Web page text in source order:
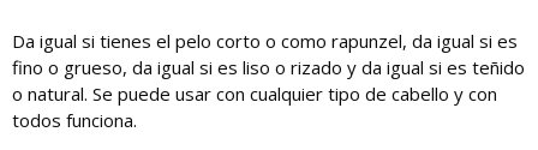
Da igual si tienes el pelo corto o como rapunzel, da igual si es
fino o grueso, da igual si es liso o rizado y da igual si es teñido
o natural. Se puede usar con cualquier tipo de cabello y con
todos funciona.